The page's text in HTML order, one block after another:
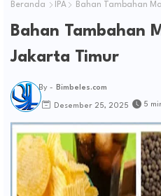
Beranda IPA Bahan Tambahan
Bahan Tambahan
Jakarta Timur
By - Bimbeles.com
Desember 25, 2025 5